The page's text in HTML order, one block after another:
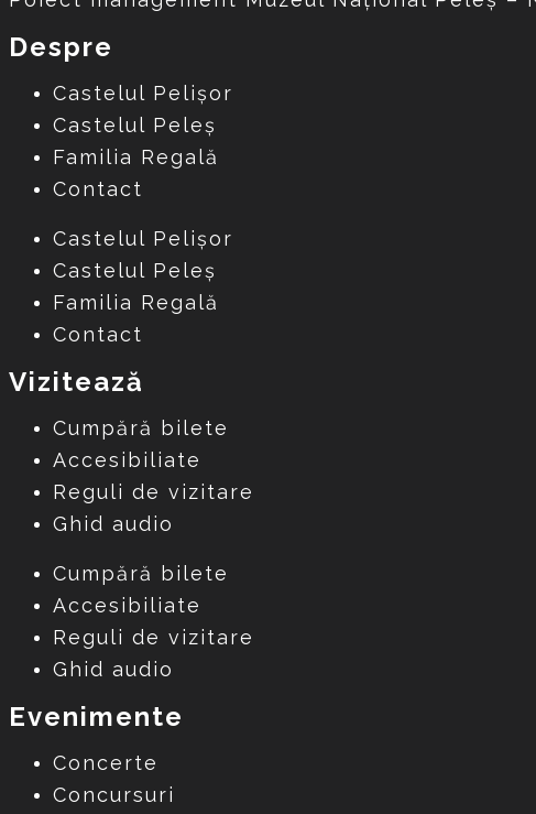
Despre
Castelul Pelișor
Castelul Peleș
Familia Regală
Contact
Castelul Pelișor
Castelul Peleș
Familia Regală
Contact
Vizitează
Cumpără bilete
Accesibiliate
Reguli de vizitare
Ghid audio
Cumpără bilete
Accesibiliate
Reguli de vizitare
Ghid audio
Evenimente
Concerte
Concursuri